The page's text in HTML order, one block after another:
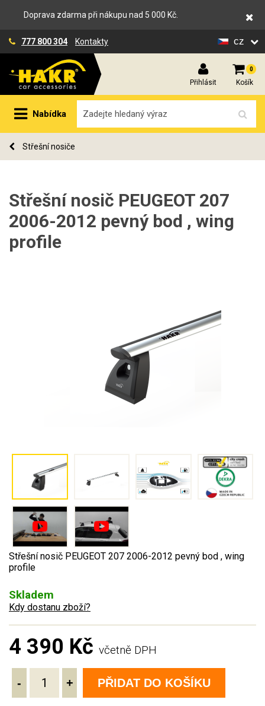
Doprava zdarma při nákupu nad 5 000 Kč.
777 800 304 Kontakty cz
Přihlásit
0
Košík
Nabídka
Střešní nosiče
Střešní nosič PEUGEOT 207
2006-2012 pevný bod , wing
profile
Střešní nosič PEUGEOT 207 2006-2012 pevný bod , wing
profile
Skladem
Kdy dostanu zboží?
4 390 Kč včetně DPH
- + PŘIDAT DO KOŠÍKU